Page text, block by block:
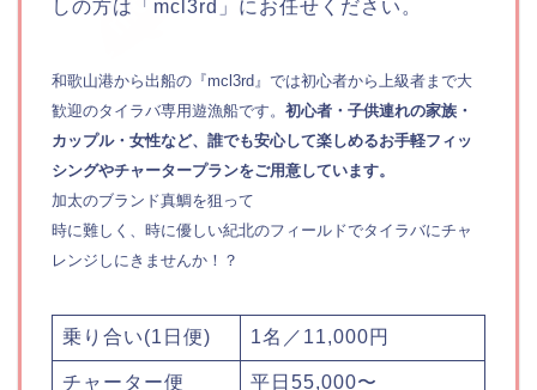
和歌山港から出船の『mcl3rd』では初心者から上級者まで大
歓迎のタイラバ専用遊漁船です。 初心者・子供連れの家族・
カップル・女性など、誰でも安心して楽しめるお手軽フィッ
シングやチャータープランをご用意しています。
加太のブランド真鯛を狙って
時に難しく、時に優しい紀北のフィールドでタイラバにチャ
レンジしにきませんか！？
乗り合い(1日便) 1名／11,000円
チャーター便
平日55,000〜